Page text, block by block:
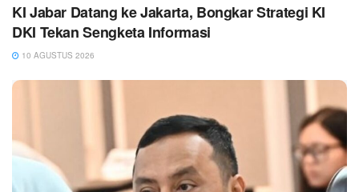
KI Jabar Datang ke Jakarta, Bongkar Strategi KI
DKI Tekan Sengketa Informasi
10 AGUSTUS 2026